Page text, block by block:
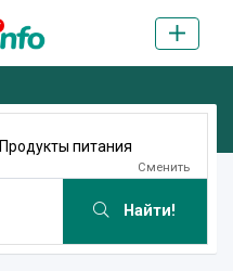
Продукты питания
Сменить
Найти!